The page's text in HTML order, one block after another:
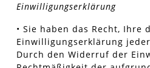
Einwilligungserklärung
• Sie haben das Recht, Ihre
Einwilligungserklärung
Durch den Widerruf der